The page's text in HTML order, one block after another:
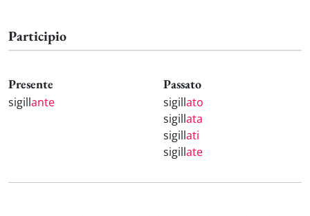
Participio
Presente
sigillante
Passato
sigillato
sigillata
sigillati
sigillate